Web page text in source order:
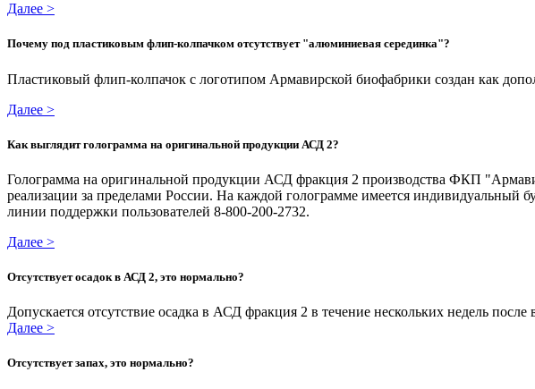
Далее >
Почему под пластиковым флип-колпачком отсутствует "алюминиевая серединка"?
Пластиковый флип-колпачок с логотипом Армавирской биофабрики создан как
Далее >
Как выглядит голограмма на оригинальной продукции АСД 2?
Голограмма на оригинальной продукции АСД фракция 2 производства ФКП
реализации за пределами России. На каждой голограмме имеется
линии поддержки пользователей 8-800-200-2732.
Далее >
Отсутствует осадок в АСД 2, это нормально?
Допускается отсутствие осадка в АСД фракция 2 в течение нескольких недель после
Далее >
Отсутствует запах, это нормально?